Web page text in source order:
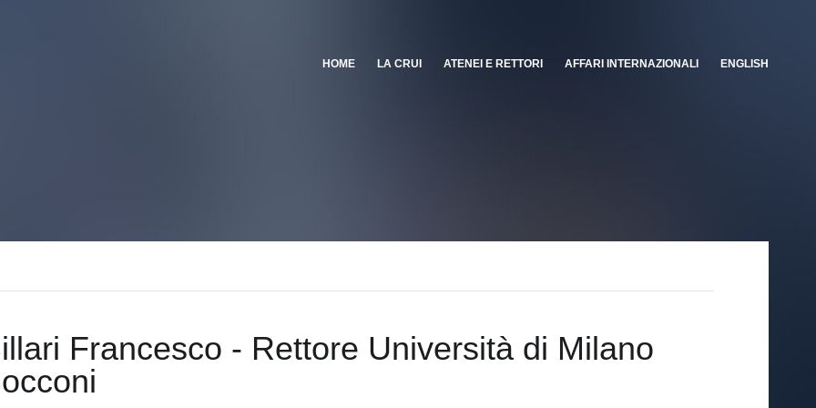
HOME LA CRUI ATENEI E RETTORI AFFARI INTERNAZIONALI ENGLISH
Francesco - Rettore Università di Milano